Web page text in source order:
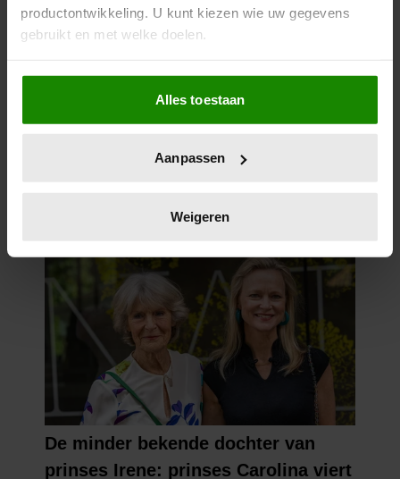
productontwikkeling. U kunt kiezen wie uw gegevens
gebruikt en met welke doelen.
Als u het toestaat, willen we ook graag:
Informatie verzamelen over uw geografische
locatie, die tot een paar meter nauwkeurig kan zijn
scannen op specifieke eigenschappen (fingerprinting)
verwerkt en stel uw voorkeuren in het
intrekken in de Cookieverklaring.
We gebruiken cookies om content en advertenties te
personaliseren, om functies voor social media te bieden
en om ons websiteverkeer te analyseren. Ook delen we
informatie over uw gebruik van onze site met onze
partners voor social media, adverteren en analyse. Deze
partners kunnen deze gegevens combineren met andere
informatie die u aan ze heeft verstrekt of die ze hebben
verzameld op basis van uw gebruik van hun services. U
gaat akkoord met onze cookies als u onze website blijft
Alles toestaan
Aanpassen
Weigeren